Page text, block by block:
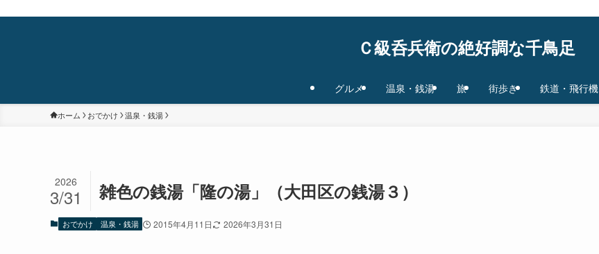
Ｃ級呑兵衛の絶好調な千鳥足
グルメ 温泉・銭湯 旅 街歩き 鉄道・飛行機
ホーム おでかけ 温泉・銭湯
雑色の銭湯「隆の湯」（大田区の銭湯３）
2026
3/31
おでかけ 温泉・銭湯 2015年4月11日 2026年3月31日